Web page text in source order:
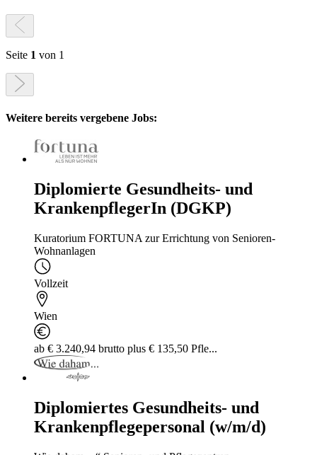
Seite 1 von 1
Weitere bereits vergebene Jobs:
Diplomierte Gesundheits- und
KrankenpflegerIn (DGKP)
Kuratorium FORTUNA zur Errichtung von Senioren-
Wohnanlagen
Vollzeit
Wien
ab € 3.240,94 brutto plus € 135,50 Pfle...
Diplomiertes Gesundheits- und
Krankenpflegepersonal (w/m/d)